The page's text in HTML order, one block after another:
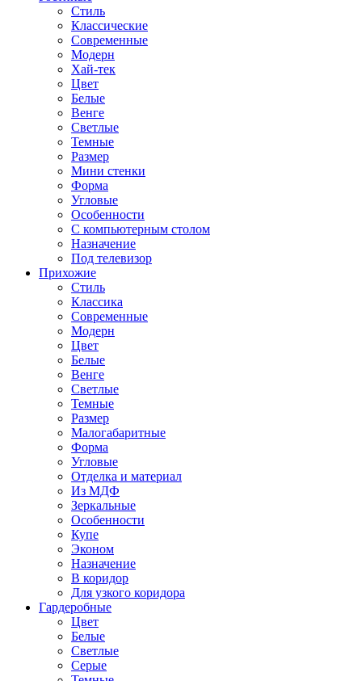
Стиль
Классические
Современные
Модерн
Хай-тек
Цвет
Белые
Венге
Светлые
Темные
Размер
Мини стенки
Форма
Угловые
Особенности
С компьютерным столом
Назначение
Под телевизор
Прихожие
Стиль
Классика
Современные
Модерн
Цвет
Белые
Венге
Светлые
Темные
Размер
Малогабаритные
Форма
Угловые
Отделка и материал
Из МДФ
Зеркальные
Особенности
Купе
Эконом
Назначение
В коридор
Для узкого коридора
Гардеробные
Цвет
Белые
Светлые
Серые